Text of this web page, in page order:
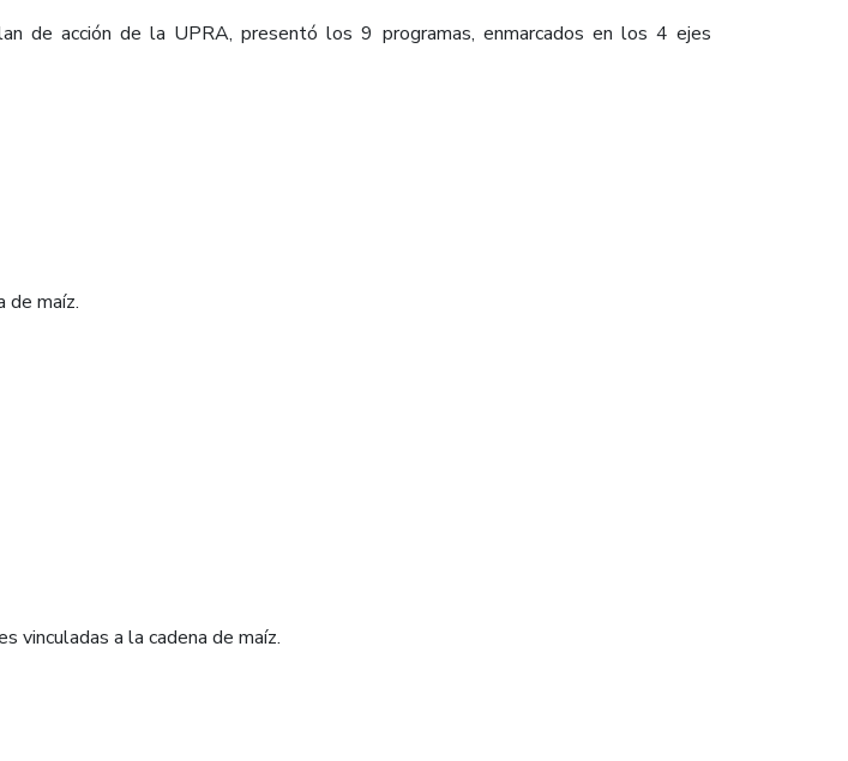
de acción de la UPRA, presentó los 9 programas, enmarcados en los 4 ejes
de maíz.
vinculadas a la cadena de maíz.